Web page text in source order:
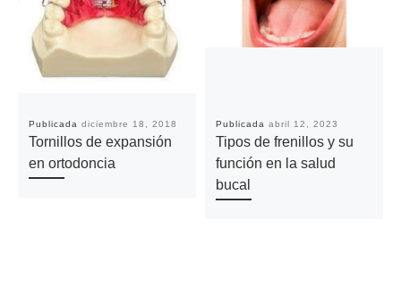
Publicada diciembre 18, 2018
Tornillos de expansión
en ortodoncia
Publicada abril 12, 2023
Tipos de frenillos y su
función en la salud
bucal